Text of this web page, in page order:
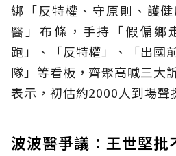
綁「反特權、守原則、護
醫」布條，手持「假偏鄉
跑」、「反特權」、「出國
隊」等看板，齊聚高喊三大
表示，初估約2000人到場聲
波波醫爭議：王世堅批